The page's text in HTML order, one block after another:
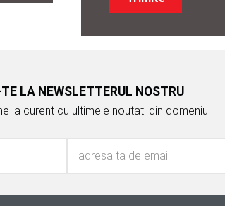
LA NEWSLETTERUL NOSTRU
la curent cu ultimele noutati din domeniu